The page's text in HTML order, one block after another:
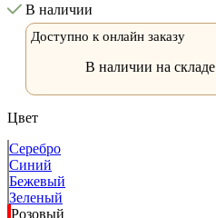
В наличии
Доступно к онлайн заказу
В наличии на складе
Цвет
Серебро
Синий
Бежевый
Зеленый
Розовый